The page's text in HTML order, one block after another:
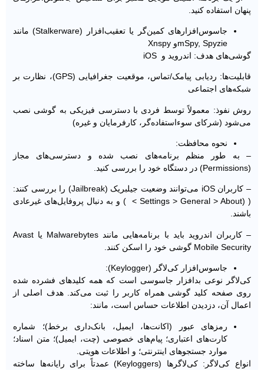
پنهان استفاده کنید.
جاسوس‌افزارهای کمین‌گر یا تعقیب‌افزار (Stalkerware) مانند
mSpy, Spyzieو Xnspy
گوشی‌های هدف: اندروید و iOS
قابلیت‌ها: ردیابی پیامک/تماس، موقعیت جغرافیایی (GPS)، نظارت بر
شبکه‌های اجتماعی
روش نفوذ: معمولاً توسط فردی با دسترسی فیزیکی به گوشی نصب
می‌شود (شرکای سوءاستفاده‌گر، کارفرمایان و غیره)
نحوه محافظت:
– به طور منظم برنامه‌های نصب ‌شده و دسترسی‌های مجاز
(Permissions) در دستگاه خود را بررسی کنید.
– کاربران iOS می‌توانند وضعیت جیلبریک (Jailbreak) را بررسی کنند:
( (Settings > General > About > ) و به دنبال پروفایل‌های غیرعادی
باشند.
– کاربران اندروید باید با برنامه‌هایی مانند Malwarebytes یا Avast
Mobile Security گوشی خود را اسکن کنند.
جاسوس‌افزار کی‌لاگر (Keylogger):
کی‌لاگر نوعی بدافزار جاسوسی است که همه کلیدهای فشرده شده
روی صفحه ‌کلید گوشی همراه کاربر را ثبت می‌کند. هدف اصلی از
اعمال آن، دزدیدن اطلاعات حساس است، مانند:
رمزهای عبور (اکانت‌ها، ایمیل، بانک‌داری برخط)؛ شماره
کارت‌های اعتباری؛ پیام‌های خصوصی (چت، ایمیل)؛ متن اسناد؛
موارد جستجوهای اینترنتی؛ و اطلاعات هویتی.
انواع کی‌لاگر: کی‌لاگرها (Keyloggers) عمدتاً برای رایانه‌ها ساخته